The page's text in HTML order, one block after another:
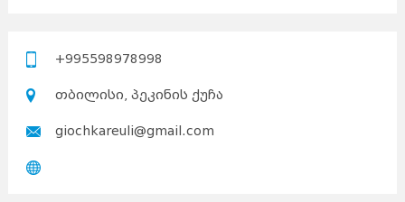
+995598978998
თბილისი, პეკინის ქუჩა
giochkareuli@gmail.com